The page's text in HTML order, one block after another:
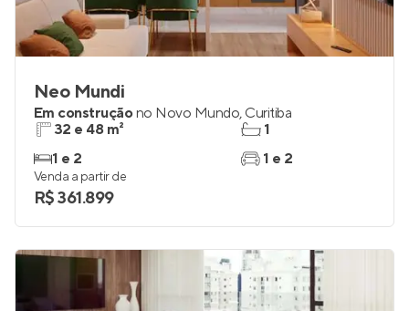
Neo Mundi
Em construçãono Novo Mundo, Curitiba
32 e 48 m²
1 e 2
1
1 e 2
Venda a partir de
R$ 361.899